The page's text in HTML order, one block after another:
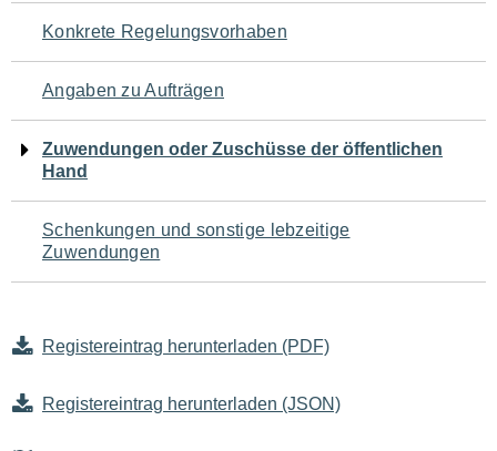
Seiteninhalt
Konkrete Regelungsvorhaben
Angaben zu Aufträgen
Zuwendungen oder Zuschüsse der öffentlichen
Hand
Schenkungen und sonstige lebzeitige
Zuwendungen
Registereintrag herunterladen (PDF)
Registereintrag herunterladen (JSON)